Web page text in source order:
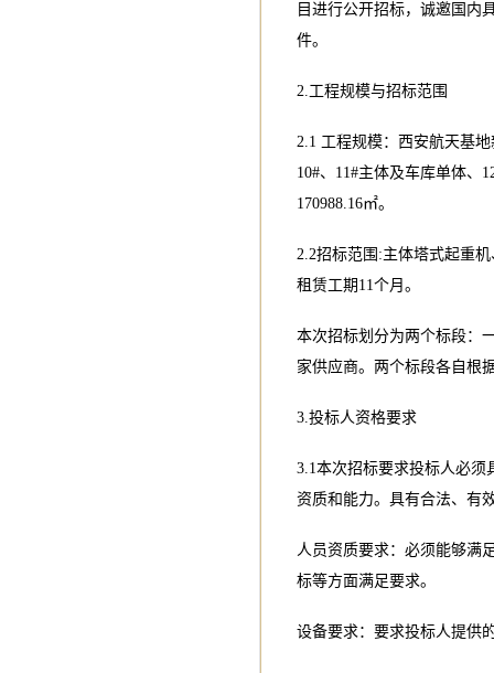
目进行公开招标，诚邀国内
件。
2.工程规模与招标范围
2.1 工程规模：西安航天基
10#、11#主体及车库单体、
170988.16㎡。
2.2招标范围:主体塔式起重
租赁工期11个月。
本次招标划分为两个标段：
家供应商。两个标段各自根
3.投标人资格要求
3.1本次招标要求投标人必
资质和能力。具有合法、有
人员资质要求：必须能够满
标等方面满足要求。
设备要求：要求投标人提供